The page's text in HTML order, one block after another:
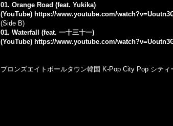
01. Orange Road (feat. Yukika)
(YouTube) https://www.youtube.com/
(Side B)
01. Waterfall (feat. 一十三十一)
(YouTube) https://www.youtube.com/
ブロンズエイトボールタウン韓国 K-Pop City Pop シティ